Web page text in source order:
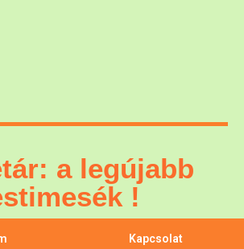
a legújabb
!
Kapcsolat